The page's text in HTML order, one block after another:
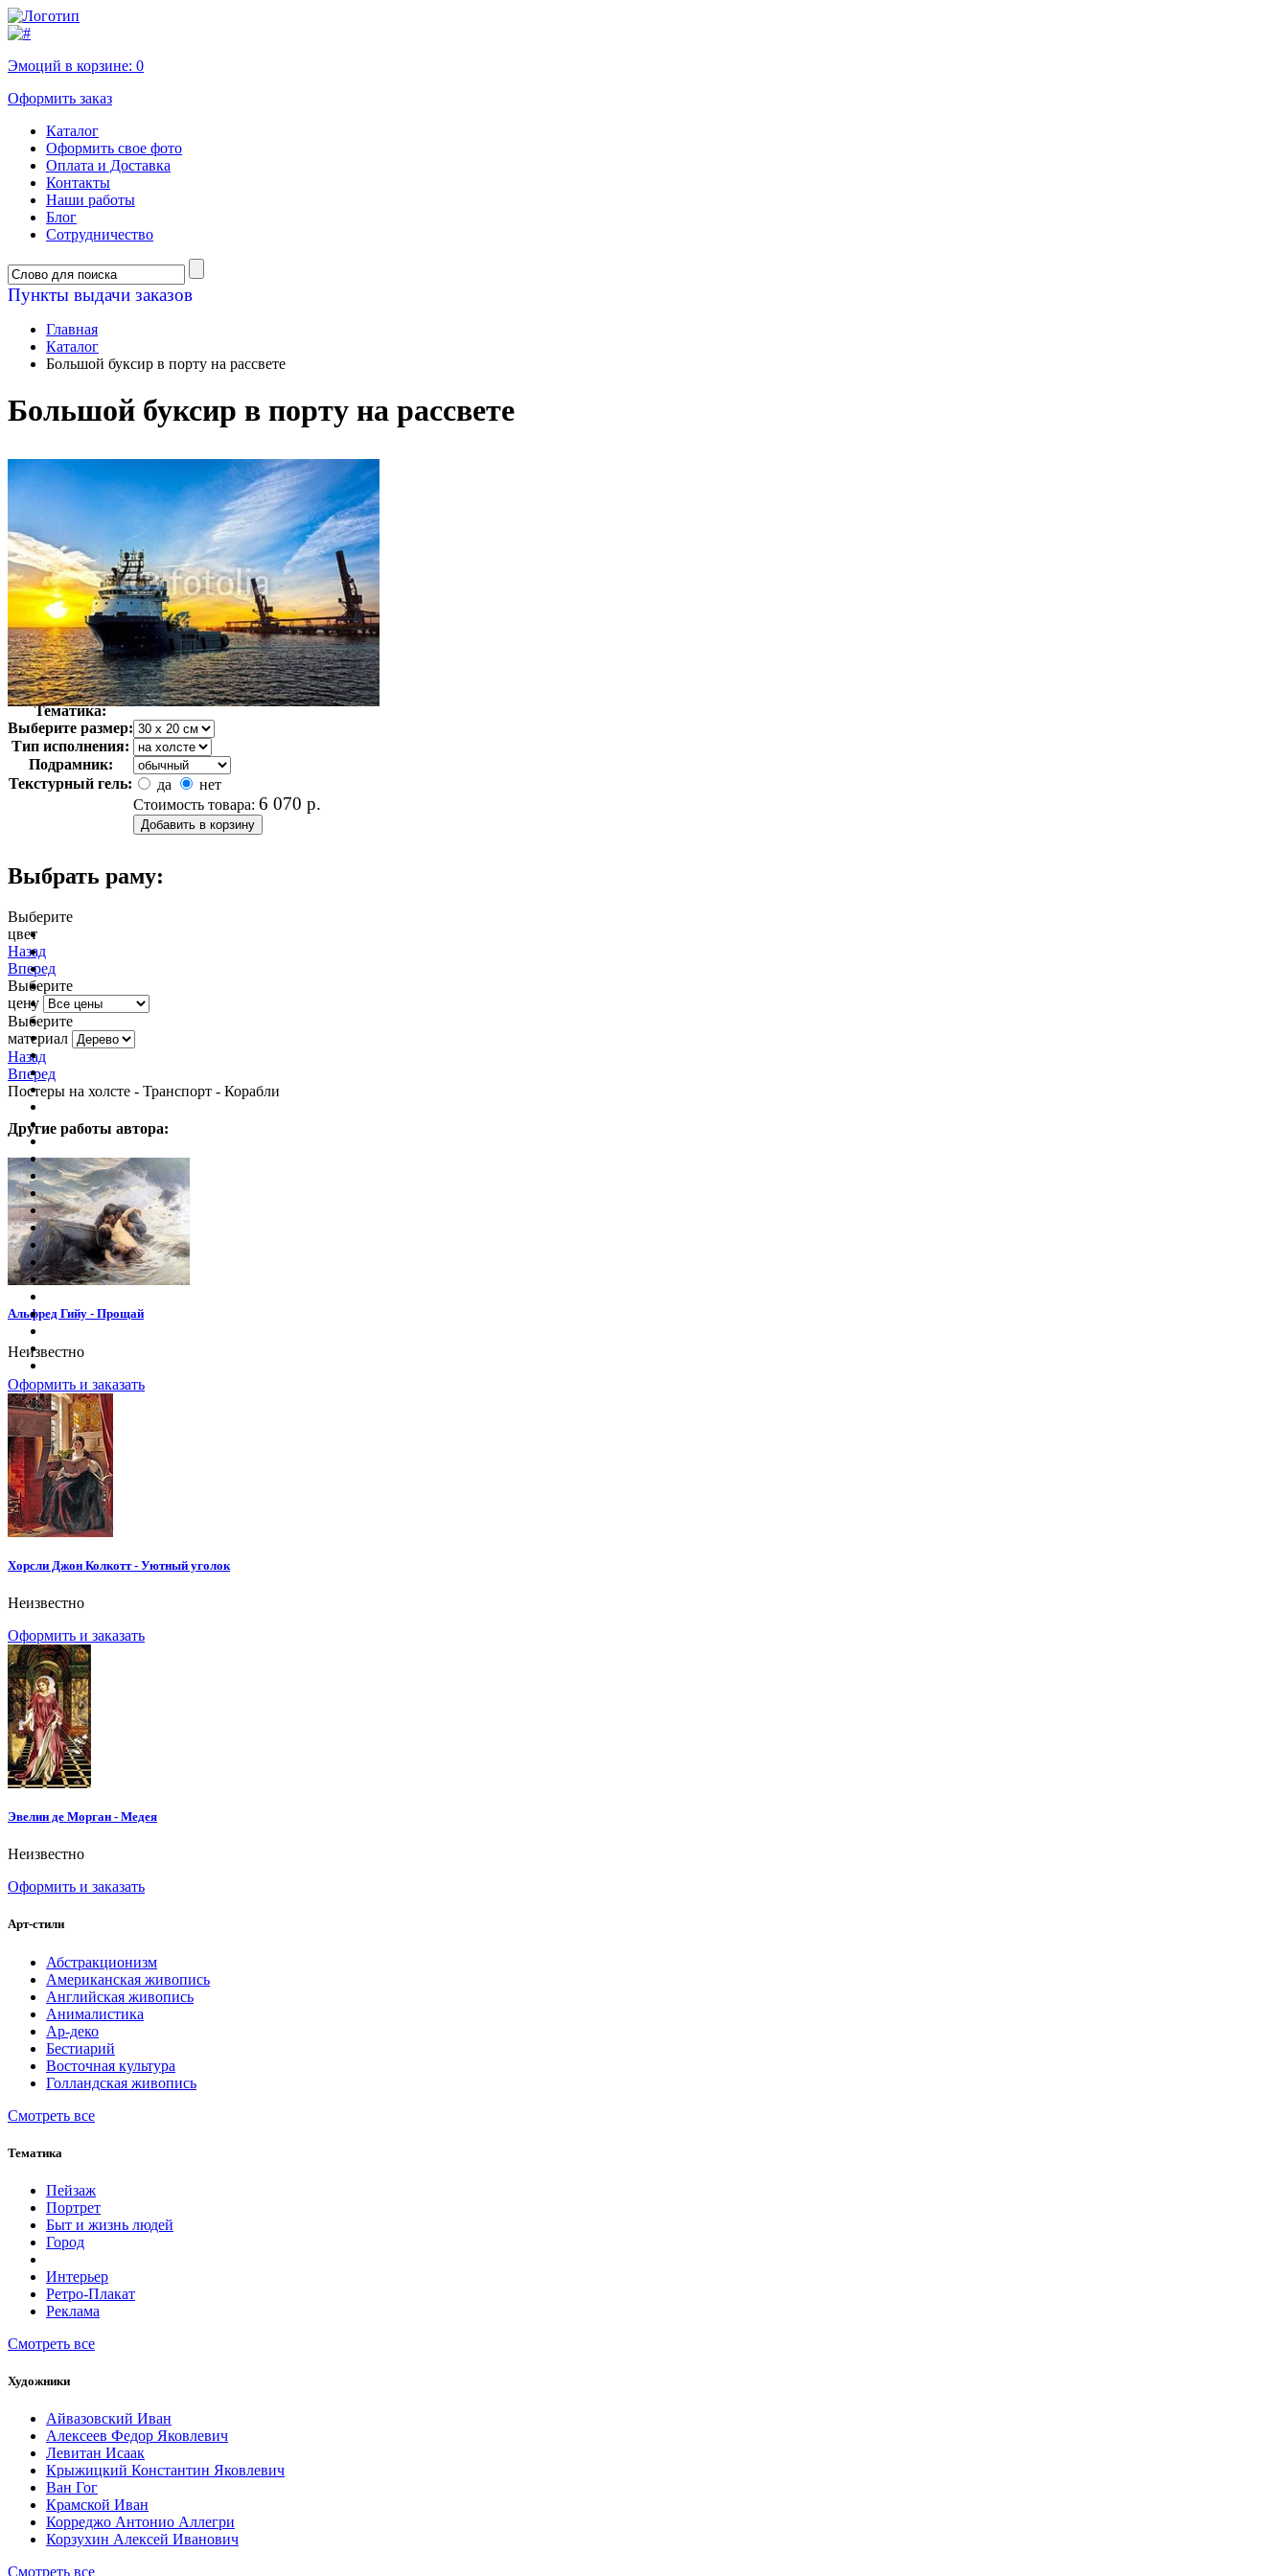
Эмоций в корзине: 0
Оформить заказ
Каталог
Оформить свое фото
Оплата и Доставка
Контакты
Наши работы
Блог
Сотрудничество
Пункты выдачи заказов
Главная
Каталог
Большой буксир в порту на рассвете
Большой буксир в порту на рассвете
Автор:
Неизвестно
Арт-стиль
Фотография
Тематика:
Выберите размер:
Тип исполнения:
Подрамник:
Текстурный гель:
да
нет
Стоимость товара: 6 070 р.
Выбрать раму:
Выберите
цвет
Назад
Вперед
Выберите
цену
Выберите
материал
Назад
Вперед
Постеры на холсте - Транспорт - Корабли
Другие работы автора:
Альфред Гийу - Прощай
Неизвестно
Оформить и заказать
Хорсли Джон Колкотт - Уютный уголок
Неизвестно
Оформить и заказать
Эвелин де Морган - Медея
Неизвестно
Оформить и заказать
Арт-стили
Абстракционизм
Американская живопись
Английская живопись
Анималистика
Ар-деко
Бестиарий
Восточная культура
Голландская живопись
Смотреть все
Тематика
Пейзаж
Портрет
Быт и жизнь людей
Город
Интерьер
Ретро-Плакат
Реклама
Смотреть все
Художники
Айвазовский Иван
Алексеев Федор Яковлевич
Левитан Исаак
Крыжицкий Константин Яковлевич
Ван Гог
Крамской Иван
Корреджо Антонио Аллегри
Корзухин Алексей Иванович
Смотреть все